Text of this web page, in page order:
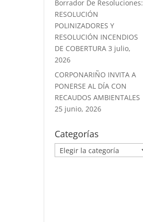
Borrador De Resoluciones:
RESOLUCIÓN
POLINIZADORES Y
RESOLUCIÓN INCENDIOS
DE COBERTURA 3 julio,
2026
CORPONARIÑO INVITA A
PONERSE AL DÍA CON
RECAUDOS AMBIENTALES
25 junio, 2026
Categorías